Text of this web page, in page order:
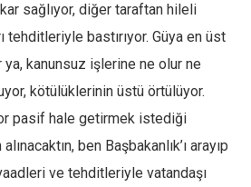
sağlıyor, diğer taraftan hileli
tehditleriyle bastırıyor. Güya en üst
kanunsuz işlerine ne olur ne
kötülüklerinin üstü örtülüyor.
pasif hale getirmek istediği
ben Başbakanlık’ı arayıp
ve tehditleriyle vatandaşı